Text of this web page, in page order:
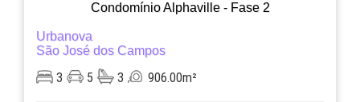
Condomínio Alphaville - Fase 2
Urbanova
São José dos Campos
3 5 3 906.00m²